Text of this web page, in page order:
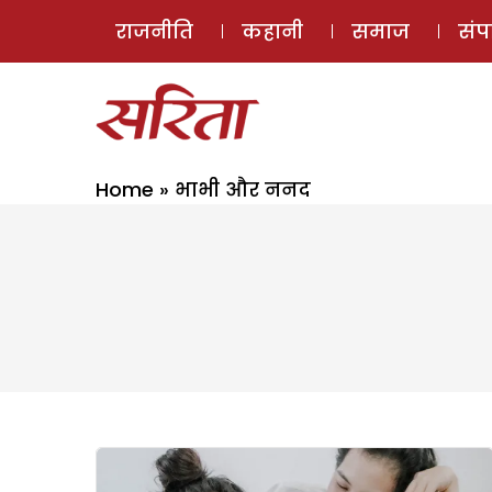
राजनीति कहानी समाज
Home » भाभी और ननद